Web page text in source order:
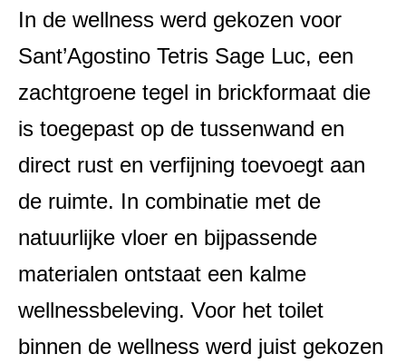
In de wellness werd gekozen voor
Sant’Agostino Tetris Sage Luc, een
zachtgroene tegel in brickformaat die
is toegepast op de tussenwand en
direct rust en verfijning toevoegt aan
de ruimte. In combinatie met de
natuurlijke vloer en bijpassende
materialen ontstaat een kalme
wellnessbeleving. Voor het toilet
binnen de wellness werd juist gekozen